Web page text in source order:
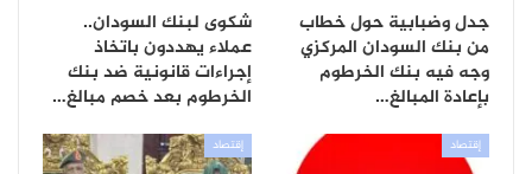
جدل وضبابية حول خطاب
من بنك السودان المركزي
وجه فيه بنك الخرطوم
بإعادة المبالغ…
شكوى لبنك السودان..
عملاء يهددون باتخاذ
إجراءات قانونية ضد بنك
الخرطوم بعد خصم مبالغ…
إقتصاد إقتصاد